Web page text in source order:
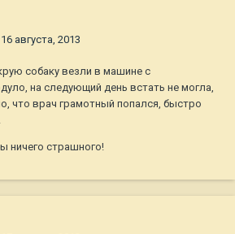
16 августа, 2013
собаку везли в машине с
на следующий день встать не могла,
что врач грамотный попался, быстро
ничего страшного!